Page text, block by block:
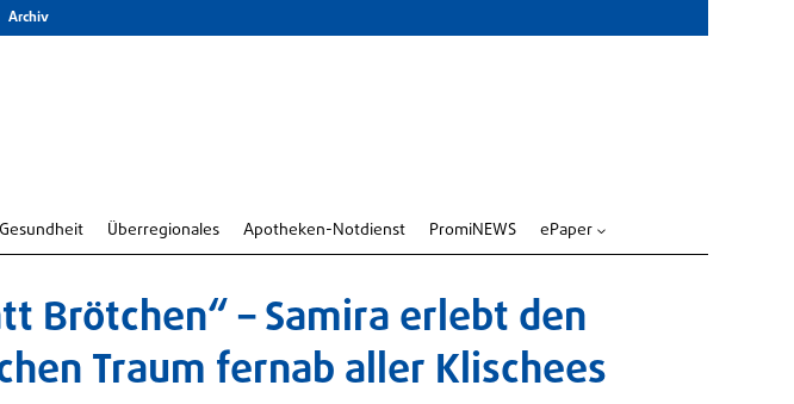
Archiv
Gesundheit Überregionales Apotheken-Notdienst PromiNEWS ePaper 3
Brötchen“ – Samira erlebt den
Traum fernab aller Klischees